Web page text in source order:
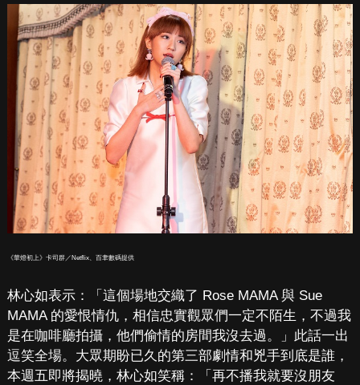
《華燈初上》卡司群／Netflix、百聿數碼提供
林心如表示：「這個場地交織了 Rose MAMA 與 Sue
MAMA 的愛恨情仇，相信忠實觀眾們一定不陌生，不過我
是在咖啡廳拍攝，他們偷情的房間我沒去過。」此話一出
逗笑全場。大眾期盼已久的第三部劇情和兇手到底是誰，
本週五即將揭曉，林心如笑稱：「再不播我就要沒朋友